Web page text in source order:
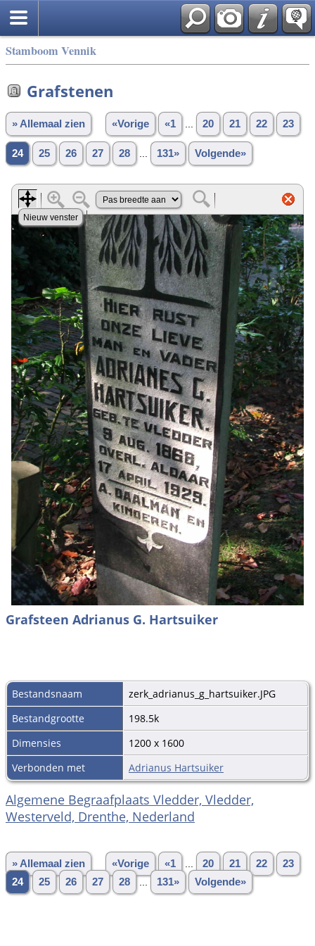
Stamboom Vennik
Grafstenen
» Allemaal zien «Vorige «1 20 21 22 23
24 25 26 27 28 131» Volgende»
Grafsteen Adrianus G. Hartsuiker
Bestandsnaam
zerk_adrianus_g_hartsuiker.JPG
Bestandgrootte
198.5k
Dimensies
1200 x 1600
Verbonden met
Adrianus Hartsuiker
Algemene Begraafplaats Vledder, Vledder,
Westerveld, Drenthe, Nederland
» Allemaal zien «Vorige «1 20 21 22
23
24
25 26 27 28 131» Volgende»